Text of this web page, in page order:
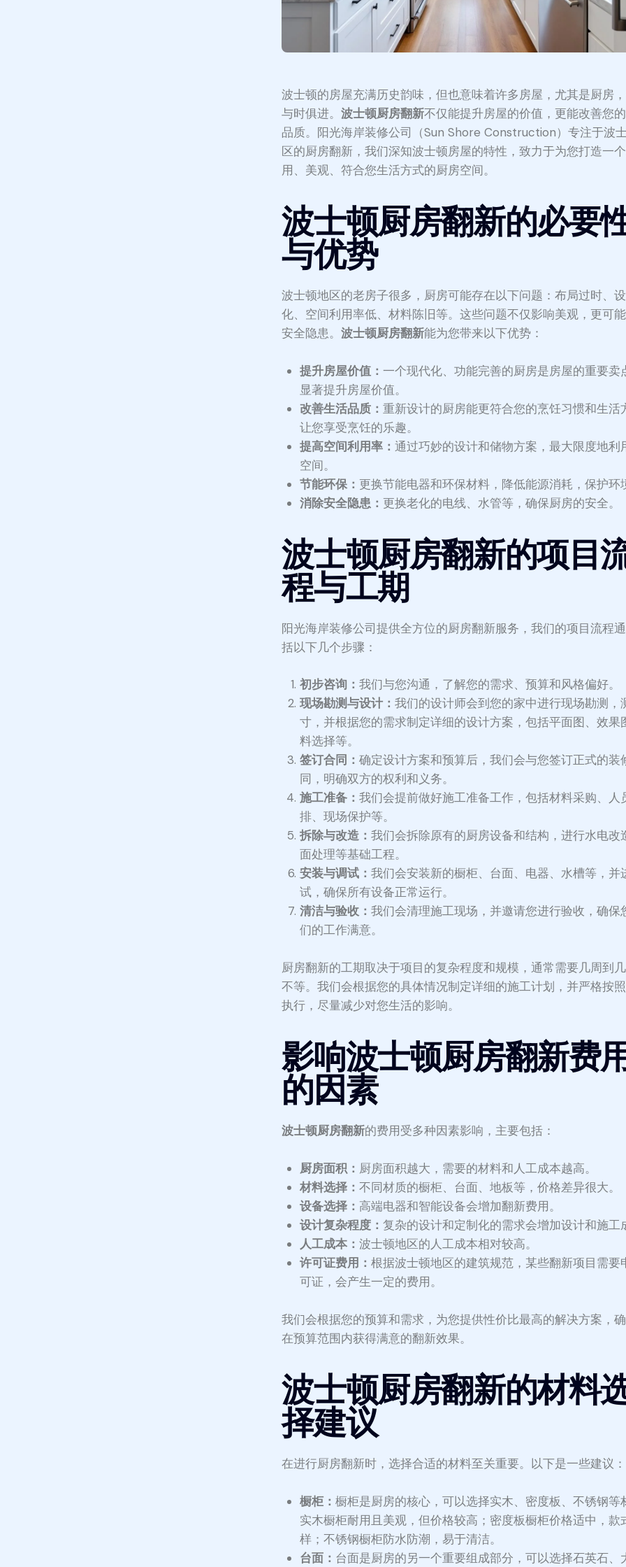
波士顿的房屋充满历史韵味，但也意味着许多房屋，尤其是厨房
与时俱进。波士顿厨房翻新不仅能提升房屋的价值，更能改善您
品质。阳光海岸装修公司（Sun Shore Construction）专注于波
区的厨房翻新，我们深知波士顿房屋的特性，致力于为您打造一
用、美观、符合您生活方式的厨房空间。
波士顿厨房翻新的必要
与优势
波士顿地区的老房子很多，厨房可能存在以下问题：布局过时、
化、空间利用率低、材料陈旧等。这些问题不仅影响美观，更可
安全隐患。波士顿厨房翻新能为您带来以下优势：
提升房屋价值： 一个现代化、功能完善的厨房是房屋的重要卖
显著提升房屋价值。
改善生活品质： 重新设计的厨房能更符合您的烹饪习惯和生活
让您享受烹饪的乐趣。
提高空间利用率： 通过巧妙的设计和储物方案，最大限度地利
空间。
节能环保： 更换节能电器和环保材料，降低能源消耗，保护环
消除安全隐患： 更换老化的电线、水管等，确保厨房的安全。
波士顿厨房翻新的项目
程与工期
阳光海岸装修公司提供全方位的厨房翻新服务，我们的项目流程
括以下几个步骤：
初步咨询： 我们与您沟通，了解您的需求、预算和风格偏好。
现场勘测与设计： 我们的设计师会到您的家中进行现场勘测，
寸，并根据您的需求制定详细的设计方案，包括平面图、效果
料选择等。
签订合同： 确定设计方案和预算后，我们会与您签订正式的装
同，明确双方的权利和义务。
施工准备： 我们会提前做好施工准备工作，包括材料采购、人
排、现场保护等。
拆除与改造： 我们会拆除原有的厨房设备和结构，进行水电改
面处理等基础工程。
安装与调试： 我们会安装新的橱柜、台面、电器、水槽等，并
试，确保所有设备正常运行。
清洁与验收： 我们会清理施工现场，并邀请您进行验收，确保
们的工作满意。
厨房翻新的工期取决于项目的复杂程度和规模，通常需要几周到
不等。我们会根据您的具体情况制定详细的施工计划，并严格按
执行，尽量减少对您生活的影响。
影响波士顿厨房翻新费
的因素
波士顿厨房翻新的费用受多种因素影响，主要包括：
厨房面积： 厨房面积越大，需要的材料和人工成本越高。
材料选择： 不同材质的橱柜、台面、地板等，价格差异很大。
设备选择： 高端电器和智能设备会增加翻新费用。
设计复杂程度： 复杂的设计和定制化的需求会增加设计和施工
人工成本： 波士顿地区的人工成本相对较高。
许可证费用： 根据波士顿地区的建筑规范，某些翻新项目需要
可证，会产生一定的费用。
我们会根据您的预算和需求，为您提供性价比最高的解决方案，
在预算范围内获得满意的翻新效果。
波士顿厨房翻新的材料
择建议
在进行厨房翻新时，选择合适的材料至关重要。以下是一些建议：
橱柜： 橱柜是厨房的核心，可以选择实木、密度板、不锈钢等
实木橱柜耐用且美观，但价格较高；密度板橱柜价格适中，款
样；不锈钢橱柜防水防潮，易于清洁。
台面： 台面是厨房的另一个重要组成部分，可以选择石英石、